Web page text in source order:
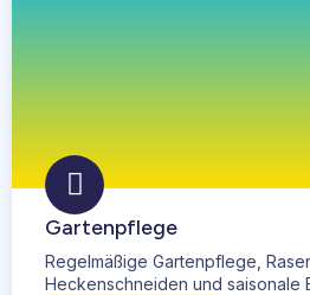
Gartenpflege
Regelmäßige Gartenpflege,
Heckenschneiden und saisonale